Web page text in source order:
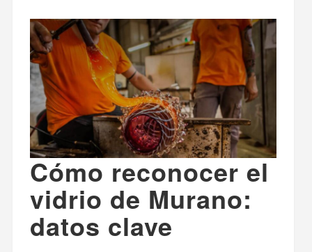
Cómo reconocer el
vidrio de Murano:
datos clave